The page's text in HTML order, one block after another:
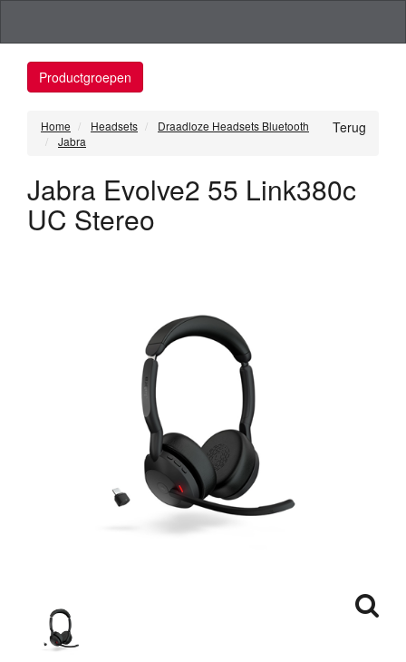
Productgroepen
Terug
Home Headsets
Draadloze Headsets Bluetooth
Jabra
Jabra Evolve2 55 Link380c
UC Stereo